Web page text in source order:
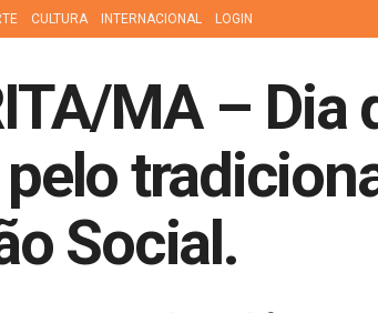
CULTURA INTERNACIONAL LOGIN
MA – Dia
Social.